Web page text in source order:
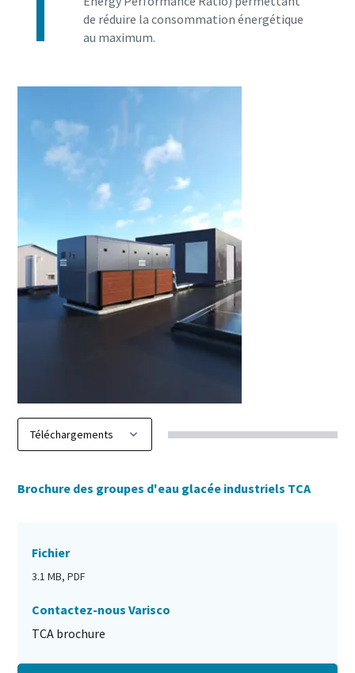
de réduire la consommation énergétique
au maximum.
Brochure des groupes d'eau glacée industriels TCA
Fichier
3.1 MB, PDF
Contactez-nous Varisco
TCA brochure